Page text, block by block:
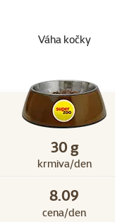
Váha kočky
30 g
krmiva/den
8.09
cena/den